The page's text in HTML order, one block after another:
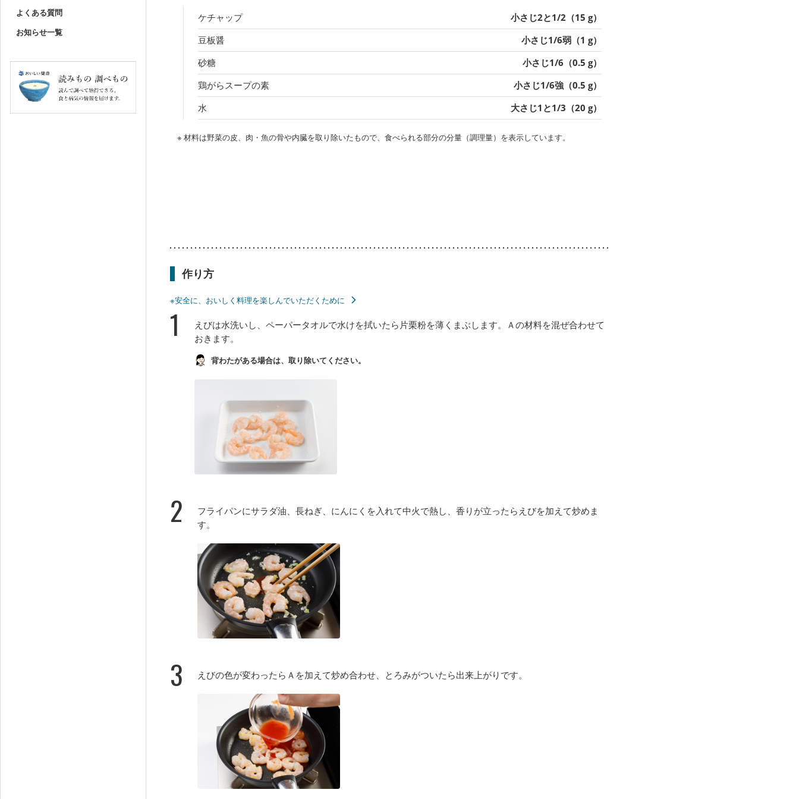
よくある質問
お知らせ一覧
ケチャップ
小さじ2と1/2（15 g）
豆板醤
小さじ1/6弱（1 g）
砂糖
小さじ1/6（0.5 g）
鶏がらスープの素
小さじ1/6強（0.5 g）
水
大さじ1と1/3（20 g）
※ 材料は野菜の皮、肉・魚の骨や内臓を取り除いたもので、食べられる部分の分量（調理量）を表示しています。
作り方
※安全に、おいしく料理を楽しんでいただくために
1
えびは水洗いし、ペーパータオルで水けを拭いたら片栗粉を薄くまぶします。Ａの材料を混ぜ合わせて
おきます。
背わたがある場合は、取り除いてください。
2
フライパンにサラダ油、長ねぎ、にんにくを入れて中火で熱し、香りが立ったらえびを加えて炒めま
す。
3 えびの色が変わったらＡを加えて炒め合わせ、とろみがついたら出来上がりです。